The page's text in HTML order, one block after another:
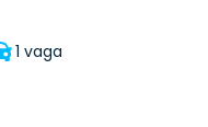
1 vaga